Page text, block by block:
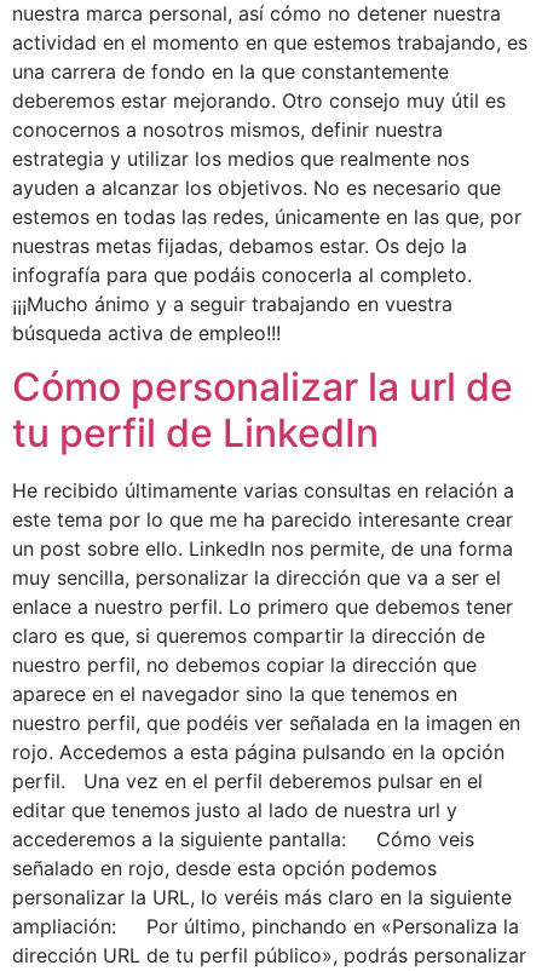
nuestra marca personal, así cómo no detener nuestra
actividad en el momento en que estemos trabajando, es
una carrera de fondo en la que constantemente
deberemos estar mejorando. Otro consejo muy útil es
conocernos a nosotros mismos, definir nuestra
estrategia y utilizar los medios que realmente nos
ayuden a alcanzar los objetivos. No es necesario que
estemos en todas las redes, únicamente en las que, por
nuestras metas fijadas, debamos estar. Os dejo la
infografía para que podáis conocerla al completo.
¡¡¡Mucho ánimo y a seguir trabajando en vuestra
búsqueda activa de empleo!!!
Cómo personalizar la url de
tu perfil de LinkedIn
He recibido últimamente varias consultas en relación a
este tema por lo que me ha parecido interesante crear
un post sobre ello. LinkedIn nos permite, de una forma
muy sencilla, personalizar la dirección que va a ser el
enlace a nuestro perfil. Lo primero que debemos tener
claro es que, si queremos compartir la dirección de
nuestro perfil, no debemos copiar la dirección que
aparece en el navegador sino la que tenemos en
nuestro perfil, que podéis ver señalada en la imagen en
rojo. Accedemos a esta página pulsando en la opción
perfil. Una vez en el perfil deberemos pulsar en el
editar que tenemos justo al lado de nuestra url y
accederemos a la siguiente pantalla: Cómo veis
señalado en rojo, desde esta opción podemos
personalizar la URL, lo veréis más claro en la siguiente
ampliación: Por último, pinchando en «Personaliza la
dirección URL de tu perfil público», podrás personalizar